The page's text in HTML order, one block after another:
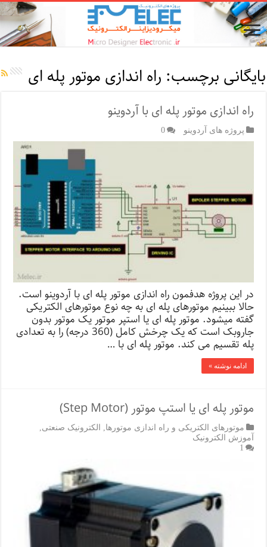
بایگانی برچسب: راه اندازی موتور پله ای
راه اندازی موتور پله ای با آردوینو
پروژه های آردوینو 0
در این پروژه هدفمون راه اندازی موتور پله ای با آردوینو است.
حالا ببینیم موتورهای پله ای به چه نوع موتورهای الکتریکی
گفته میشود. موتور پله ای یا استپر موتور یک موتور بدون
جاروبک است که یک چرخش کامل (360 درجه) را به تعدادی
پله تقسیم می کند. موتور پله ای با …
ادامه نوشته »
موتور پله ای یا استپ موتور (Step Motor)
موتورهای الکتریکی و راه اندازی موتورها الکترونیک صنعتی
آموزش الکترونیک
1